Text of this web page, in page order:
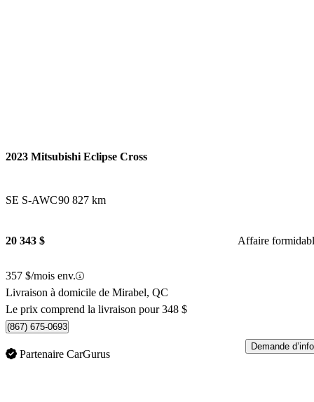
2023 Mitsubishi Eclipse Cross
SE S-AWC90 827 km
20 343 $ Affaire
357 $/mois env.
Livraison à domicile de Mirabel, QC
Le prix comprend la livraison pour 348 $
(867) 675-0693
Partenaire CarGurus
Demande d’info